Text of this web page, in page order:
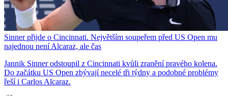
Sinner přijde o Cincinnati. Největším soupeřem před US Open mu
najednou není Alcaraz, ale čas
Jannik Sinner odstoupil z Cincinnati kvůli zranění pravého kolena.
Do začátku US Open zbývají necelé tři týdny a podobné problémy
řeší i Carlos Alcaraz.